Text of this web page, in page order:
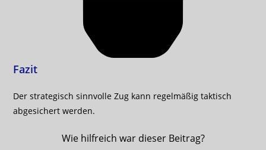
Fazit
Der strategisch sinnvolle Zug kann regelmäßig taktisch
abgesichert werden.
Wie hilfreich war dieser Beitrag?